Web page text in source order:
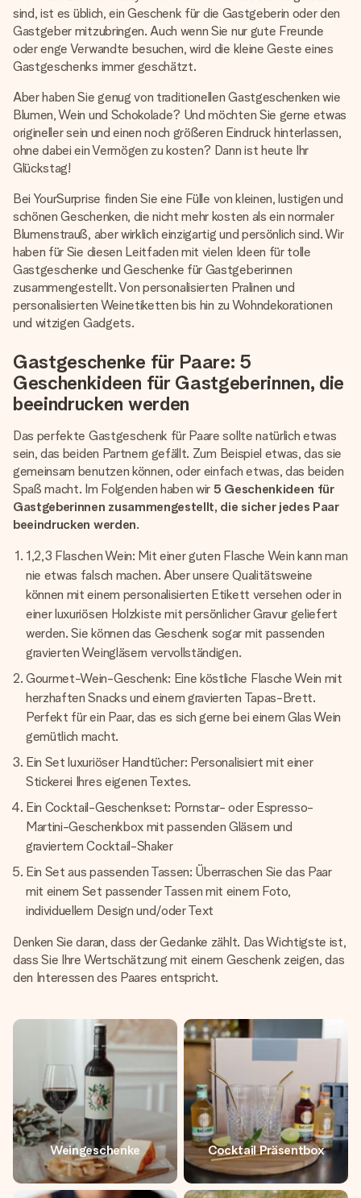
Erstelle etwas Einzigartiges in wenigen Schritten – mit
ihrem Namen, deinem Foto oder einer Nachricht von
Herzen. Kein Stress, nur pure Liebe für den perfekten
Moment.
sind, ist es üblich, ein Geschenk für die Gastgeberin oder den
Gastgeber mitzubringen. Auch wenn Sie nur gute Freunde
oder enge Verwandte besuchen, wird die kleine Geste eines
Gastgeschenks immer geschätzt.
Aber haben Sie genug von traditionellen Gastgeschenken wie
Blumen, Wein und Schokolade? Und möchten Sie gerne etwas
origineller sein und einen noch größeren Eindruck hinterlassen,
ohne dabei ein Vermögen zu kosten? Dann ist heute Ihr
Glückstag!
Bei YourSurprise finden Sie eine Fülle von kleinen, lustigen und
schönen Geschenken, die nicht mehr kosten als ein normaler
Blumenstrauß, aber wirklich einzigartig und persönlich sind. Wir
haben für Sie diesen Leitfaden mit vielen Ideen für tolle
Gastgeschenke und Geschenke für Gastgeberinnen
zusammengestellt. Von personalisierten Pralinen und
personalisierten Weinetiketten bis hin zu Wohndekorationen
und witzigen Gadgets.
Gastgeschenke für Paare: 5
Geschenkideen für Gastgeberinnen, die
beeindrucken werden
Das perfekte Gastgeschenk für Paare sollte natürlich etwas
sein, das beiden Partnern gefällt. Zum Beispiel etwas, das sie
gemeinsam benutzen können, oder einfach etwas, das beiden
Spaß macht. Im Folgenden haben wir 5 Geschenkideen für
Gastgeberinnen zusammengestellt, die sicher jedes Paar
beeindrucken werden.
1,2,3 Flaschen Wein: Mit einer guten Flasche Wein kann man
nie etwas falsch machen. Aber unsere Qualitätsweine
können mit einem personalisierten Etikett versehen oder in
einer luxuriösen Holzkiste mit persönlicher Gravur geliefert
werden. Sie können das Geschenk sogar mit passenden
gravierten Weingläsern vervollständigen.
Gourmet-Wein-Geschenk: Eine köstliche Flasche Wein mit
herzhaften Snacks und einem gravierten Tapas-Brett.
Perfekt für ein Paar, das es sich gerne bei einem Glas Wein
gemütlich macht.
Ein Set luxuriöser Handtücher: Personalisiert mit einer
Stickerei Ihres eigenen Textes.
Ein Cocktail-Geschenkset: Pornstar- oder Espresso-
Martini-Geschenkbox mit passenden Gläsern und
graviertem Cocktail-Shaker
Ein Set aus passenden Tassen: Überraschen Sie das Paar
mit einem Set passender Tassen mit einem Foto,
individuellem Design und/oder Text
Denken Sie daran, dass der Gedanke zählt. Das Wichtigste ist,
dass Sie Ihre Wertschätzung mit einem Geschenk zeigen, das
den Interessen des Paares entspricht.
Weingeschenke Cocktail Präsentbox